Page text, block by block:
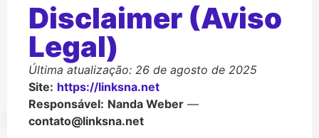
Disclaimer (Aviso
Legal)
Última atualização: 26 de agosto de 2025
Site: https://linksna.net
Responsável: Nanda Weber —
contato@linksna.net